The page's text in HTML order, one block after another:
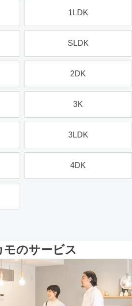
1LDK
SLDK
2DK
3K
3LDK
4DK
モのサービス